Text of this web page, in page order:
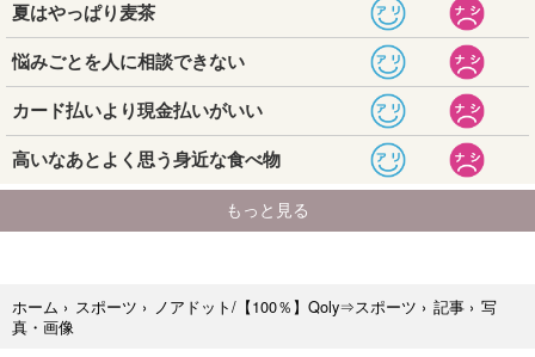
ホーム › スポーツ › ノアドット/【100％】Qoly⇒スポーツ › 記事 › 写
真・画像